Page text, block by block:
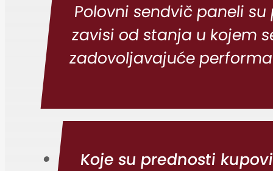
Polovni sendvič paneli
zavisi od stanja u kojem
zadovoljavajuće
Koje su prednosti